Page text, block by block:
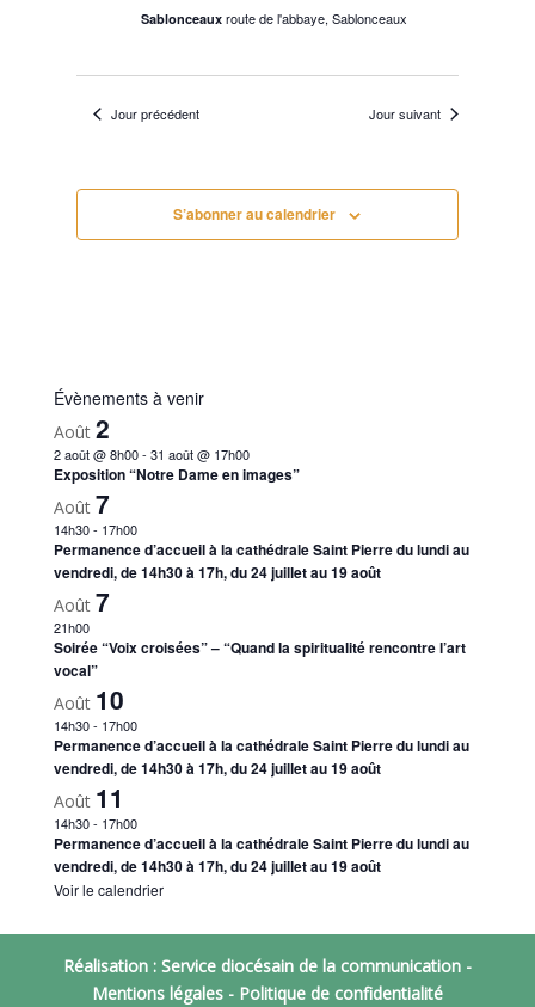
Sablonceauxroute de l'abbaye, Sablonceaux
Jour précédent Jour suivant
S’abonner au calendrier
Évènements à venir
Août 2
2 août @ 8h00- 31 août @ 17h00
Exposition “Notre Dame en images”
Août 7
14h30- 17h00
Permanence d’accueil à la cathédrale Saint Pierre du lundi au
vendredi, de 14h30 à 17h, du 24 juillet au 19 août
Août 7
21h00
Soirée “Voix croisées” – “Quand la spiritualité rencontre l’art
vocal”
Août 10
14h30- 17h00
Permanence d’accueil à la cathédrale Saint Pierre du lundi au
vendredi, de 14h30 à 17h, du 24 juillet au 19 août
Août 11
14h30- 17h00
Permanence d’accueil à la cathédrale Saint Pierre du lundi au
vendredi, de 14h30 à 17h, du 24 juillet au 19 août
Voir le calendrier
Réalisation : Service diocésain de la communication -
Mentions légales- Politique de confidentialité